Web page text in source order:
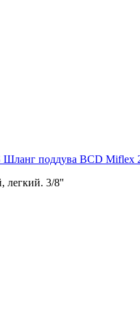
Шланг поддува BCD Miflex
легкий. 3/8''